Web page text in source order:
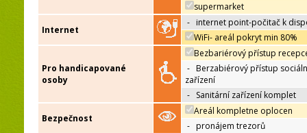
supermarket
Internet
- internet point-počitač k
WiFi- areál pokryt min 80%
Pro handicapované
osoby
Bezbariérový přístup
- Berzabiérový přístup
zařízení
- Sanitární zařízení komplet
Bezpečnost
Areál kompletne oplocen
- pronájem trezorů